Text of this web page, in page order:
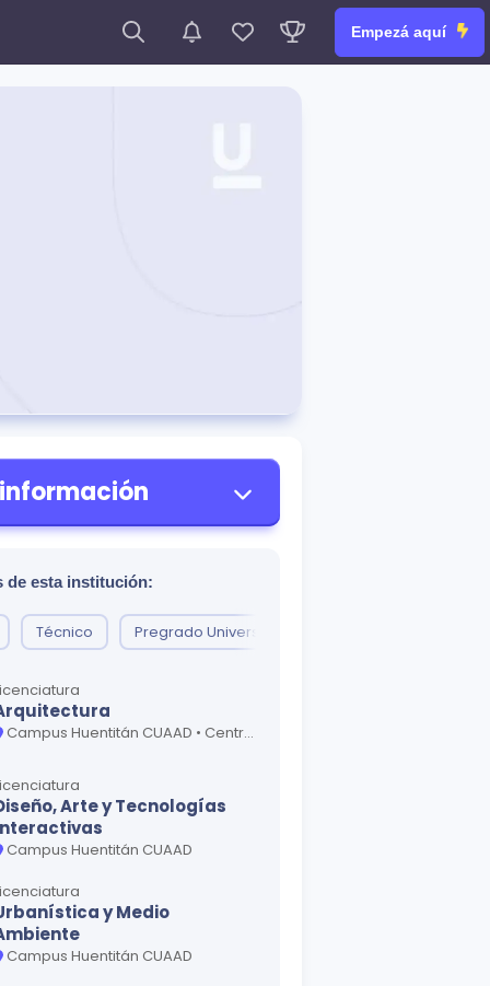
Empezá aquí
de esta institución:
Técnico Pregrado Universitario
Campus Huentitán CUAAD • Centro Universitario de Tonalá • Centro Universitario de la Costa
Arte y Tecnologías
Campus Huentitán CUAAD
y Medio
Campus Huentitán CUAAD